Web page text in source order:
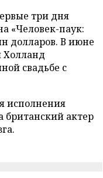
три дня
«Человек-паук:
долларов. В июне
Холланд
свадьбе с
исполнения
британский актер